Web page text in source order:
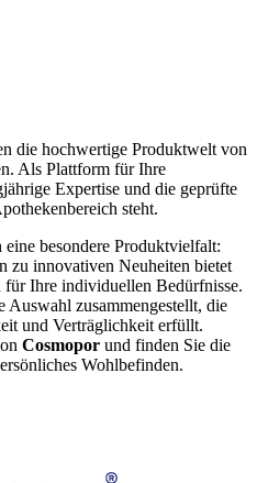
die hochwertige Produktwelt von
Als Plattform für Ihre
Expertise und die geprüfte
steht.
besondere Produktvielfalt:
zu innovativen Neuheiten bietet
für Ihre individuellen Bedürfnisse.
Auswahl zusammengestellt, die
und Verträglichkeit erfüllt.
Cosmopor und finden Sie die
Wohlbefinden.